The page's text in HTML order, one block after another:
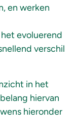
en werken
evoluerend
verschil
in het
hiervan
hieronder